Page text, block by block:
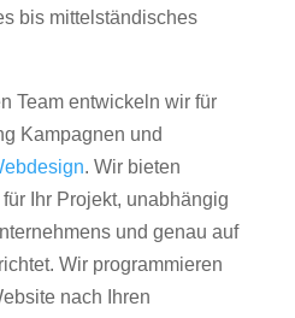
bis mittelständisches
Team entwickeln wir für
Kampagnen und
. Wir bieten
Ihr Projekt, unabhängig
und genau auf
Wir programmieren
nach Ihren